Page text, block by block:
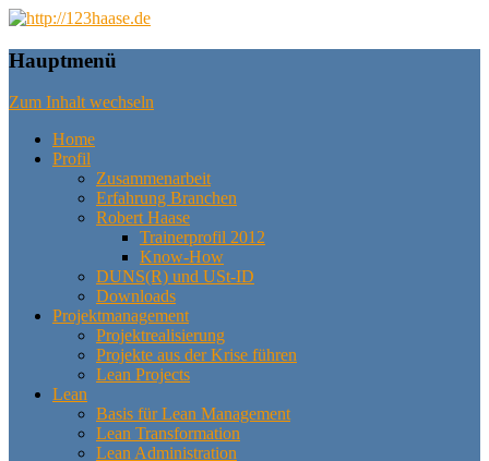
http://123haase.de
das machbare machen, das mögliche
planen, das unmögliche denken
Hauptmenü
Zum Inhalt wechseln
Home
Profil
Zusammenarbeit
Erfahrung Branchen
Robert Haase
Trainerprofil 2012
Know-How
DUNS(R) und USt-ID
Downloads
Projektmanagement
Projektrealisierung
Projekte aus der Krise führen
Lean Projects
Lean
Basis für Lean Management
Lean Transformation
Lean Administration